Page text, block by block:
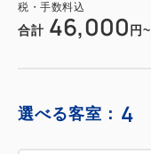
税・手数料込
合計 46,000 円~
選べる客室： 4